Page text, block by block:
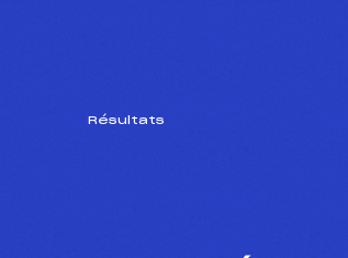
Résultats